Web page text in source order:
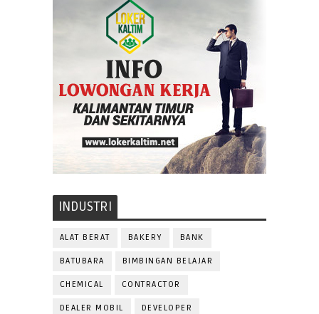
INDUSTRI
ALAT BERAT BAKERY BANK
BATUBARA BIMBINGAN BELAJAR
CHEMICAL CONTRACTOR
DEALER MOBIL DEVELOPER